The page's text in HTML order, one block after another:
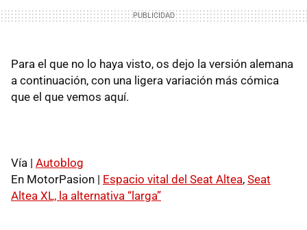
Para el que no lo haya visto, os dejo la versión alemana
a continuación, con una ligera variación más cómica
que el que vemos aquí.
Vía | Autoblog
En MotorPasion | Espacio vital del Seat Altea, Seat
Altea XL, la alternativa “larga”